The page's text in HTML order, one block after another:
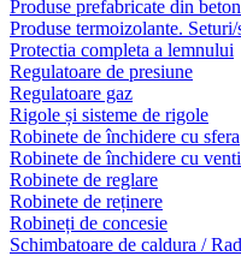
Produse prefabricate din
Produse termoizolante.
Protectia completa a lemnului
Regulatoare de presiune
Regulatoare gaz
Rigole și sisteme de rigole
Robinete de închidere cu sfera
Robinete de închidere cu
Robinete de reglare
Robinete de reținere
Robineți de concesie
Schimbatoare de caldura /